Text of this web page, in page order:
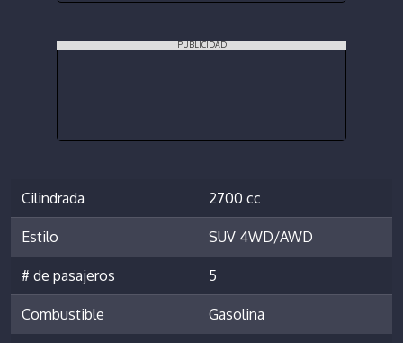
PUBLICIDAD
Cilindrada 2700 cc
Estilo SUV 4WD/AWD
# de pasajeros 5
Combustible Gasolina